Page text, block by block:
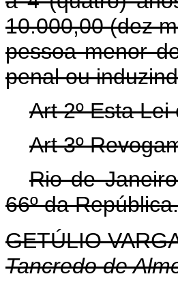
10.000,00 (dez
pessoa menor
penal ou
Art 2º Esta
Art 3º
Rio de
66º da República.
GETÚLIO
Tancredo de